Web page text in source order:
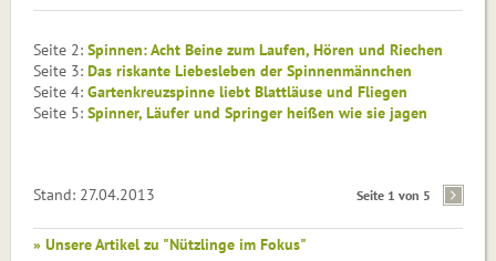
Seite 2: Spinnen: Acht Beine zum Laufen, Hören und Riechen
Seite 3: Das riskante Liebesleben der Spinnenmännchen
Seite 4: Gartenkreuzspinne liebt Blattläuse und Fliegen
Seite 5: Spinner, Läufer und Springer heißen wie sie jagen
Stand: 27.04.2013 Seite 1 von 5
» Unsere Artikel zu "Nützlinge im Fokus"